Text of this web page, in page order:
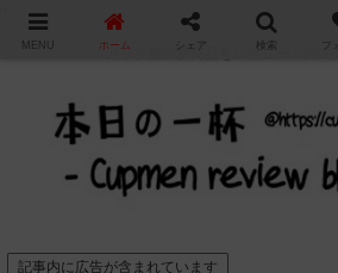
カップ麺の新商品をレビュー / アレ
記事内に広告が含まれています
MENU ホーム シェア 検索 フ